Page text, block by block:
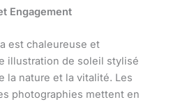
Engagement
est chaleureuse et
illustration de soleil stylisé
la nature et la vitalité. Les
photographies mettent en